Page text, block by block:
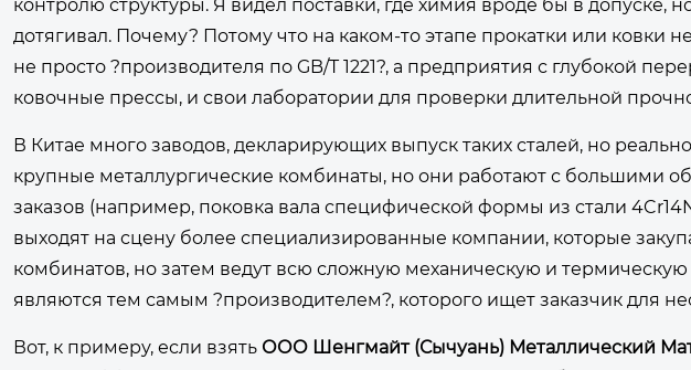
контролю структуры. Я видел поставки, где химия вроде бы в допуске,
дотягивал. Почему? Потому что на каком-то этапе прокатки или
не просто ?производителя по GB/T 1221?, а предприятия с глубокой
ковочные прессы, и свои лаборатории для проверки длительной
В Китае много заводов, декларирующих выпуск таких сталей, но
крупные металлургические комбинаты, но они работают с большими
заказов (например, поковка вала специфической формы из стали
выходят на сцену более специализированные компании, которые
комбинатов, но затем ведут всю сложную механическую и
являются тем самым ?производителем?, которого ищет заказчик для
Вот, к примеру, если взять ООО Шенгмайт (Сычуань) Металлический